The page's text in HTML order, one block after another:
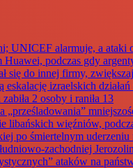
UNICEF alarmuje, a ataki
podczas gdy
się do innej firmy,
izraelskich
2 osoby i raniła 13
libańskich więźniów,
po śmiertelnym uderzeniu
zachodniej
ataków na